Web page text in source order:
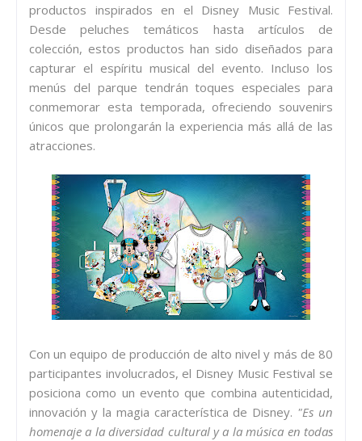
productos inspirados en el Disney Music Festival.
Desde peluches temáticos hasta artículos de
colección, estos productos han sido diseñados para
capturar el espíritu musical del evento. Incluso los
menús del parque tendrán toques especiales para
conmemorar esta temporada, ofreciendo souvenirs
únicos que prolongarán la experiencia más allá de las
atracciones.
Con un equipo de producción de alto nivel y más de 80
participantes involucrados, el Disney Music Festival se
posiciona como un evento que combina autenticidad,
innovación y la magia característica de Disney. "Es un
homenaje a la diversidad cultural y a la música en todas